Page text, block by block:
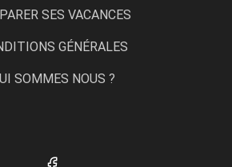
SES VACANCES
GÉNÉRALES
SOMMES NOUS ?